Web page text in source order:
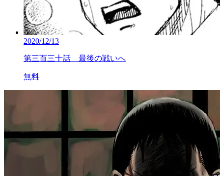
2020/12/13
第三百三十話 最後の戦いへ
無料